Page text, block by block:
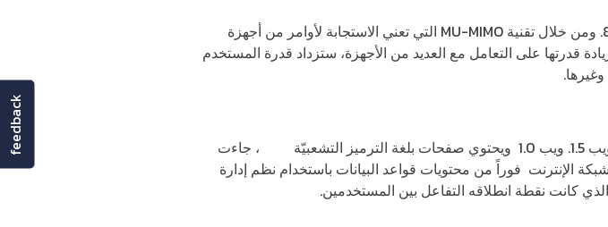
. ومن خلال تقنية MU-MIMO التي تعني الاستجابة لأوامر من أجهزة
قدرتها على التعامل مع العديد من الأجهزة، ستزداد قدرة المستخدم
، جاءت
شبكة الإنترنت فوراً من محتويات قواعد البيانات باستخدام نظم إدارة
الذي كانت نقطة انطلاقه التفاعل بين المستخدمين.
feedback